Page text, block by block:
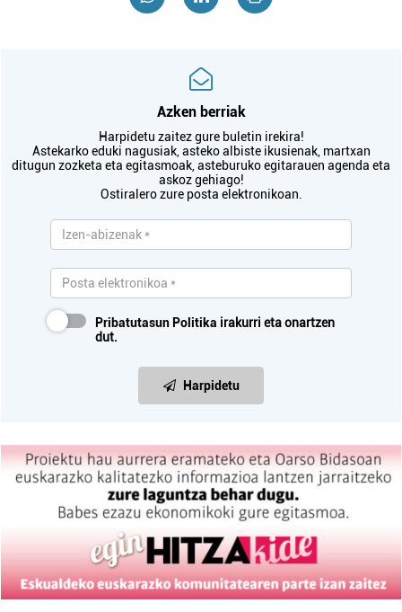
Azken berriak
Harpidetu zaitez gure buletin irekira!
Astekarko eduki nagusiak, asteko albiste ikusienak, martxan
ditugun zozketa eta egitasmoak, asteburuko egitarauen agenda eta
askoz gehiago!
Ostiralero zure posta elektronikoan.
Pribatutasun Politika irakurri eta onartzen
dut.
Harpidetu